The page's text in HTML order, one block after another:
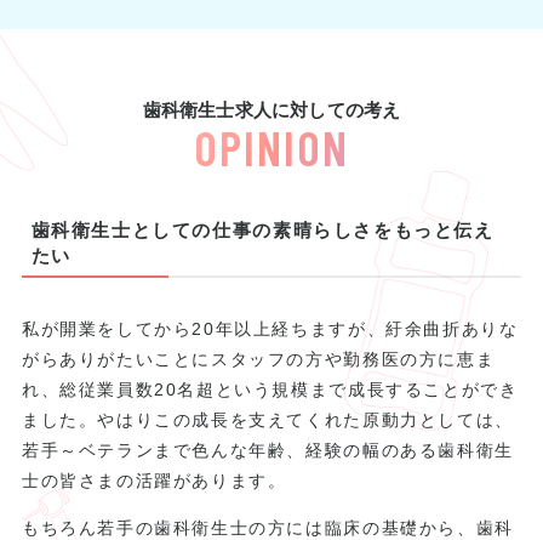
歯科衛生士求人に対しての考え
OPINION
歯科衛生士としての仕事の素晴らしさを もっと伝え
たい
私が開業をしてから20年以上経ちますが、紆余曲折ありな
がらありがたいことにスタッフの方や勤務医の方に恵ま
れ、総従業員数20名超という規模まで成長することができ
ました。やはりこの成長を支えてくれた原動力としては、
若手～ベテランまで色んな年齢、経験の幅のある歯科衛生
士の皆さまの活躍があります。
もちろん若手の歯科衛生士の方には臨床の基礎から、歯科